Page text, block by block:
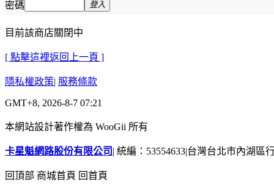
密碼 登入
目前該商店關閉中
[ 點擊這裡返回上一頁 ]
隱私權政策| 服務條款
GMT+8, 2026-8-7 07:21
本網站設計著作權為 WooGii 所有
卡星魁網路股份有限公司 | 統編：53554633|台灣台北市內湖區
回頂部 商城首頁 回首頁